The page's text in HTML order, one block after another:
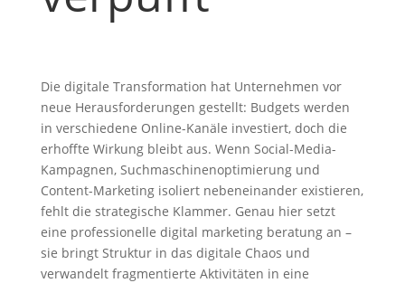
Die digitale Transformation hat Unternehmen vor
neue Herausforderungen gestellt: Budgets werden
in verschiedene Online-Kanäle investiert, doch die
erhoffte Wirkung bleibt aus. Wenn Social-Media-
Kampagnen, Suchmaschinenoptimierung und
Content-Marketing isoliert nebeneinander existieren,
fehlt die strategische Klammer. Genau hier setzt
eine professionelle digital marketing beratung an –
sie bringt Struktur in das digitale Chaos und
verwandelt fragmentierte Aktivitäten in eine